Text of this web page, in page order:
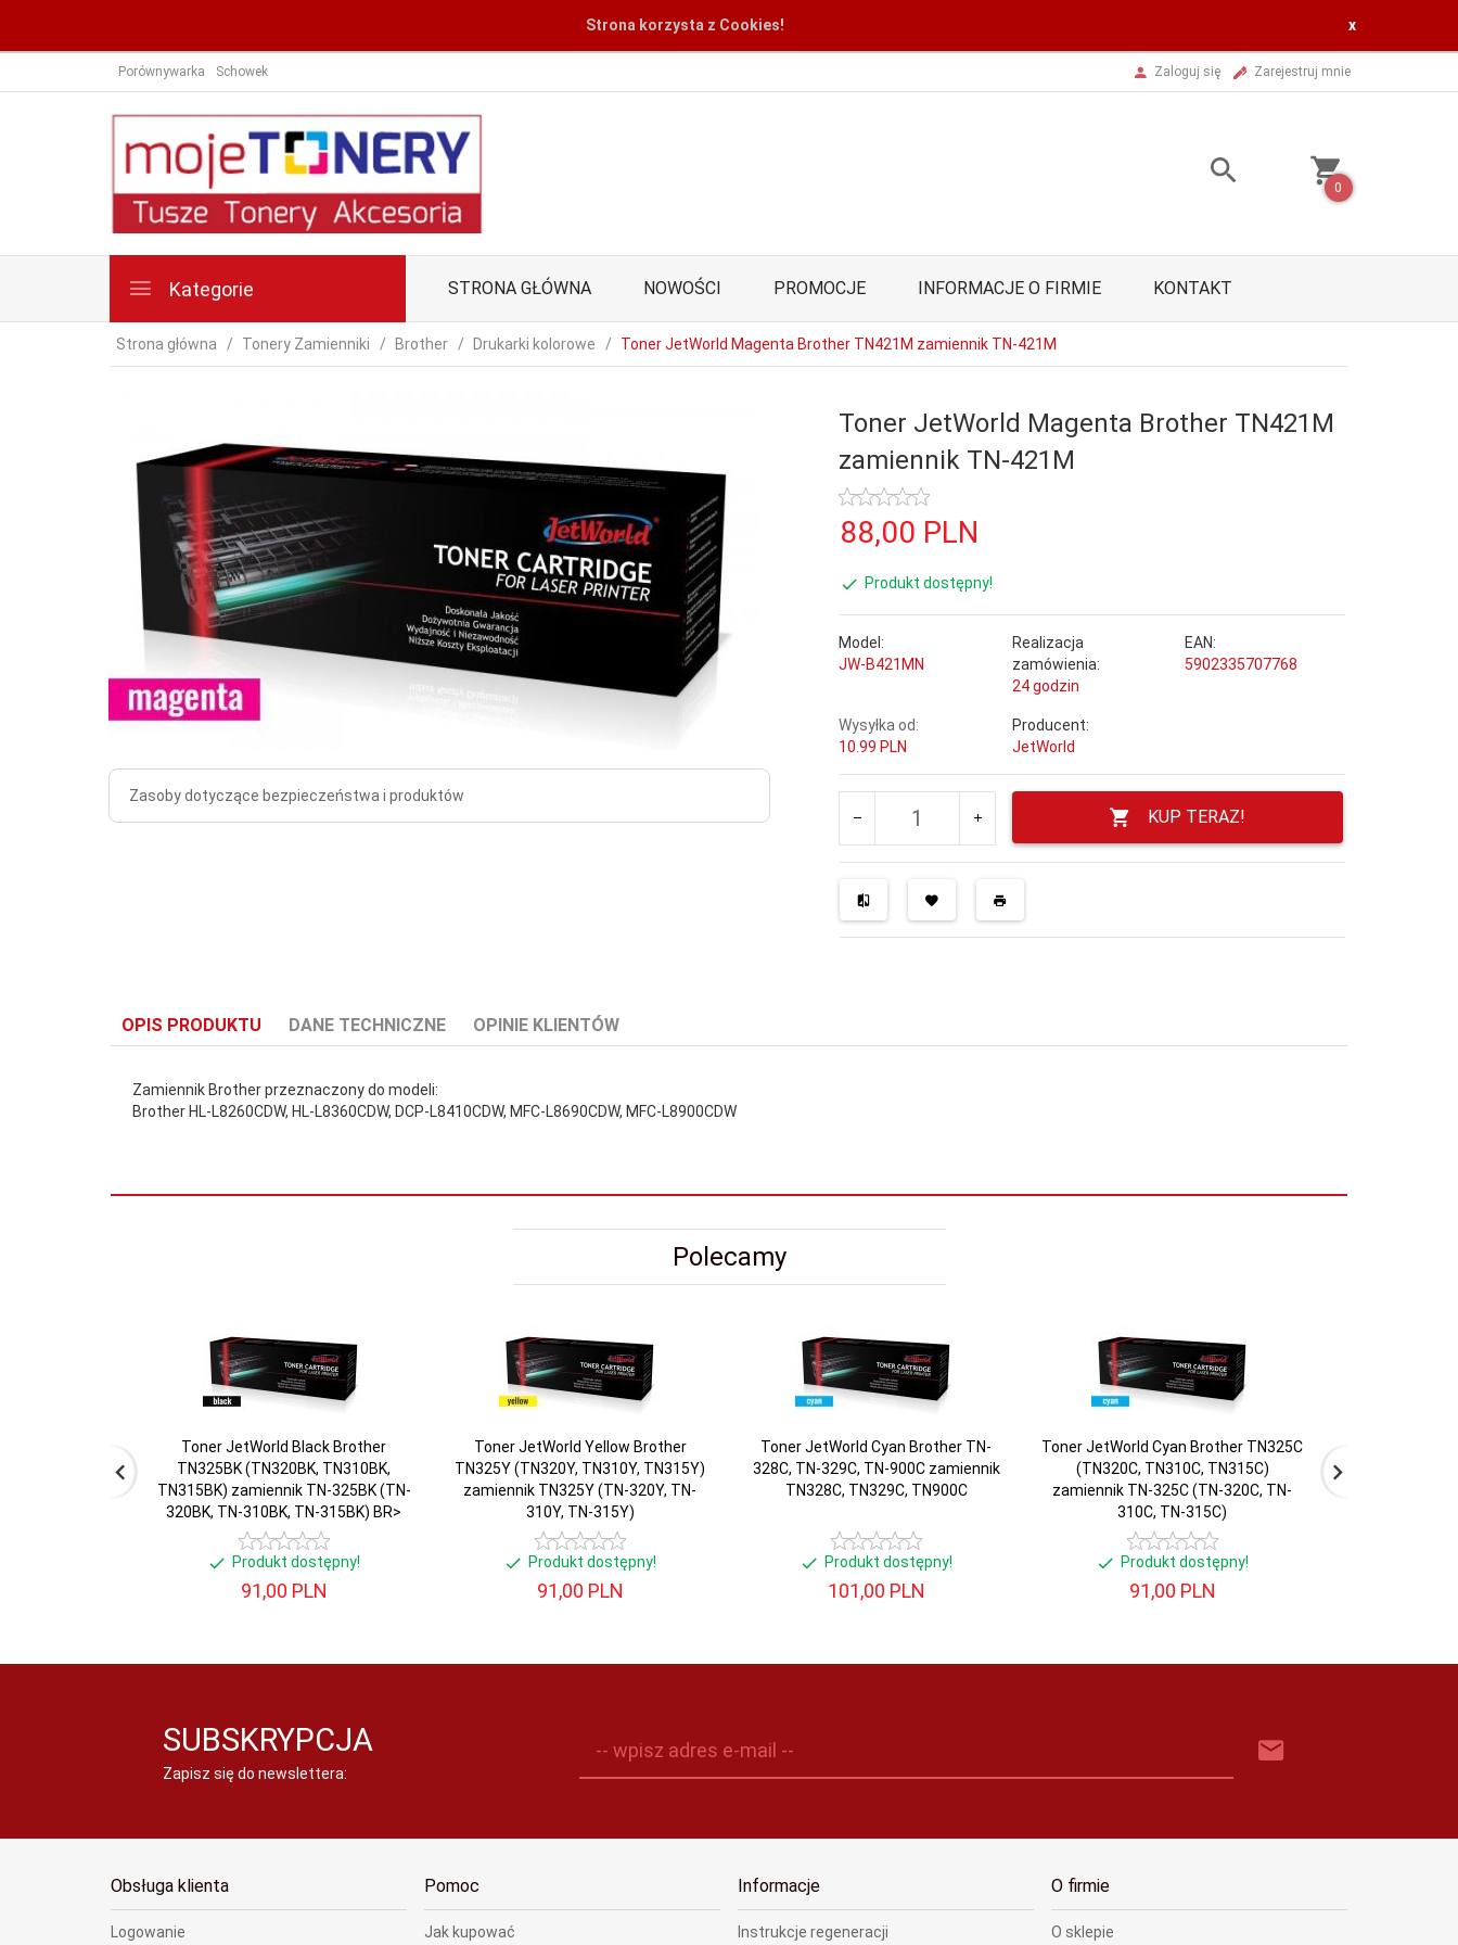
Strona korzysta z Cookies! x
Porównywarka Schowek Zaloguj się Zarejestruj mnie
0
Kategorie STRONA GŁÓWNA NOWOŚCI PROMOCJE INFORMACJE O FIRMIE KONTAKT
Strona główna Tonery Zamienniki Brother Drukarki kolorowe Toner JetWorld Magenta Brother TN421M zamiennik TN-421M
Zasoby dotyczące bezpieczeństwa i produktów
Toner JetWorld Magenta Brother TN421M
zamiennik TN-421M
88,00 PLN
Produkt dostępny!
Model:
JW-B421MN
Realizacja
zamówienia:
24 godzin
EAN:
5902335707768
Wysyłka od:
10.99 PLN
Producent:
JetWorld
KUP TERAZ!
OPIS PRODUKTU DANE TECHNICZNE OPINIE KLIENTÓW
Zamiennik Brother przeznaczony do modeli:
Brother HL-L8260CDW, HL-L8360CDW, DCP-L8410CDW, MFC-L8690CDW, MFC-L8900CDW
Polecamy
Toner JetWorld Black Brother
TN325BK (TN320BK, TN310BK,
TN315BK) zamiennik TN-325BK (TN-
320BK, TN-310BK, TN-315BK) BR>
Produkt dostępny!
91,00 PLN
Toner JetWorld Yellow Brother
TN325Y (TN320Y, TN310Y, TN315Y)
zamiennik TN325Y (TN-320Y, TN-
310Y, TN-315Y)
Produkt dostępny!
91,00 PLN
Toner JetWorld Cyan Brother TN-
328C, TN-329C, TN-900C zamiennik
TN328C, TN329C, TN900C
Produkt dostępny!
101,00 PLN
Toner JetWorld Cyan Brother TN325C
(TN320C, TN310C, TN315C)
zamiennik TN-325C (TN-320C, TN-
310C, TN-315C)
Produkt dostępny!
91,00 PLN
SUBSKRYPCJA
Zapisz się do newslettera:
-- wpisz adres e-mail --
Obsługa klienta
Logowanie
Pomoc
Jak kupować
Informacje
Instrukcje regeneracji
O firmie
O sklepie